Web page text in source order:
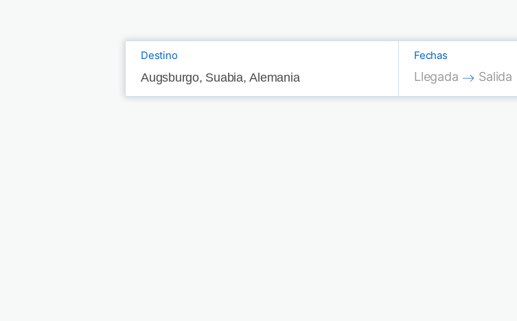
Destino Fechas
Press the down
Llegada
Press
Salida